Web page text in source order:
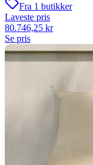
Fra 1 butikker
Laveste pris
80.746,25 kr
Se pris